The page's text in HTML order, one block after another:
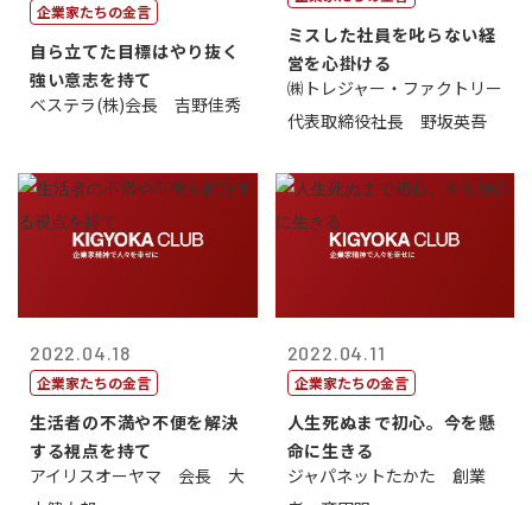
企業家たちの金言
自ら立てた目標はやり抜く
強い意志を持て
ベステラ(株)会長 吉野佳秀
ミスした社員を叱らない経
営を心掛ける
㈱トレジャー・ファクトリー
代表取締役社長 野坂英吾
2022.04.18
企業家たちの金言
生活者の不満や不便を解決
する視点を持て
アイリスオーヤマ 会長 大
2022.04.11
企業家たちの金言
人生死ぬまで初心。今を懸
命に生きる
ジャパネットたかた 創業